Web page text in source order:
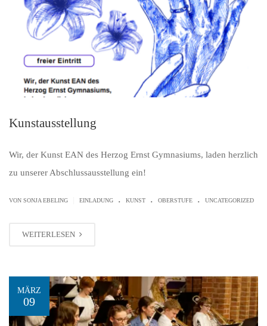
Kunstausstellung
Wir, der Kunst EAN des Herzog Ernst Gymnasiums, laden herzlich
zu unserer Abschlussausstellung ein!
VON SONJA EBELING EINLADUNG . KUNST . OBERSTUFE . UNCATEGORIZED
WEITERLESEN
MÄRZ
09